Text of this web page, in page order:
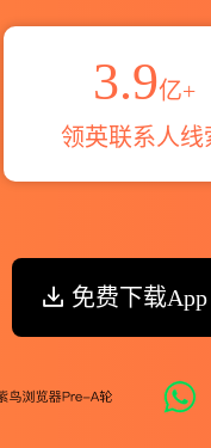
3.9亿+
领英联系人线
免费下载App